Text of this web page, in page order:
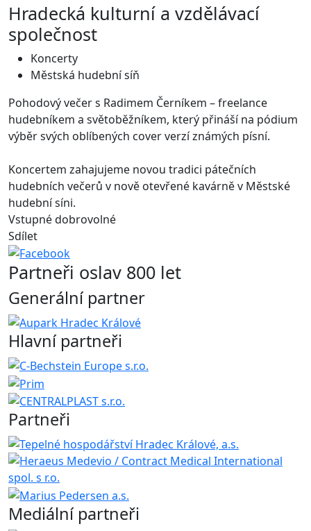
Hradecká kulturní a vzdělávací
společnost
Koncerty
Městská hudební síň
Pohodový večer s Radimem Černíkem – freelance
hudebníkem a světoběžníkem, který přináší na pódium
výběr svých oblíbených cover verzí známých písní.
Koncertem zahajujeme novou tradici pátečních
hudebních večerů v nově otevřené kavárně v Městské
hudební síni.
Vstupné dobrovolné
Sdílet
Partneři oslav 800 let
Generální partner
Hlavní partneři
Partneři
Mediální partneři